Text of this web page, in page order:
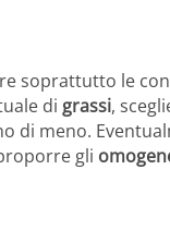
soprattutto le
di grassi,
di meno.
gli